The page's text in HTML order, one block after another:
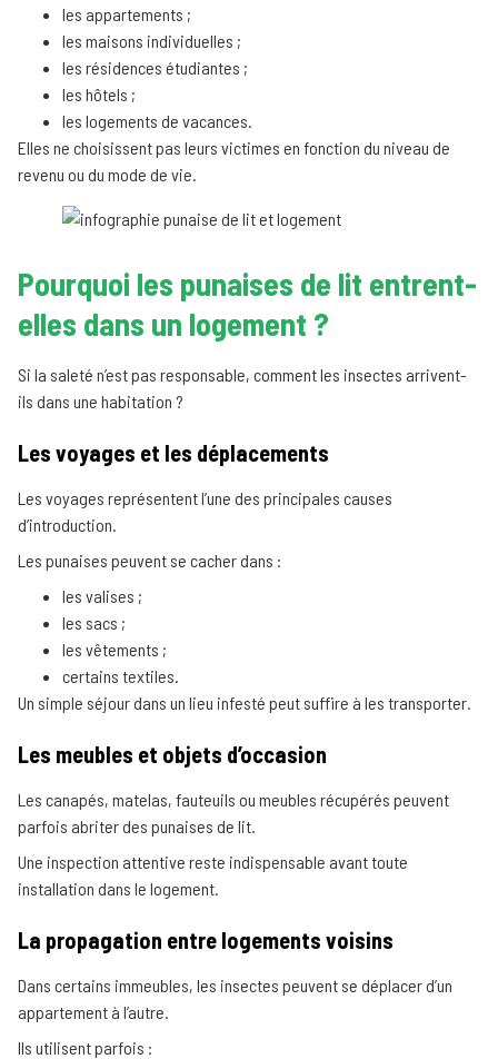
les appartements ;
les maisons individuelles ;
les résidences étudiantes ;
les hôtels ;
les logements de vacances.
Elles ne choisissent pas leurs victimes en fonction du niveau de
revenu ou du mode de vie.
Pourquoi les punaises de lit entrent-
elles dans un logement ?
Si la saleté n’est pas responsable, comment les insectes arrivent-
ils dans une habitation ?
Les voyages et les déplacements
Les voyages représentent l’une des principales causes
d’introduction.
Les punaises peuvent se cacher dans :
les valises ;
les sacs ;
les vêtements ;
certains textiles.
Un simple séjour dans un lieu infesté peut suffire à les transporter.
Les meubles et objets d’occasion
Les canapés, matelas, fauteuils ou meubles récupérés peuvent
parfois abriter des punaises de lit.
Une inspection attentive reste indispensable avant toute
installation dans le logement.
La propagation entre logements voisins
Dans certains immeubles, les insectes peuvent se déplacer d’un
appartement à l’autre.
Ils utilisent parfois :